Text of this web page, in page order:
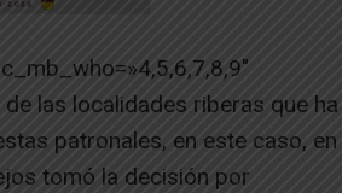
las localidades riberas que ha
patronales, en este caso, en
tomó la decisión por